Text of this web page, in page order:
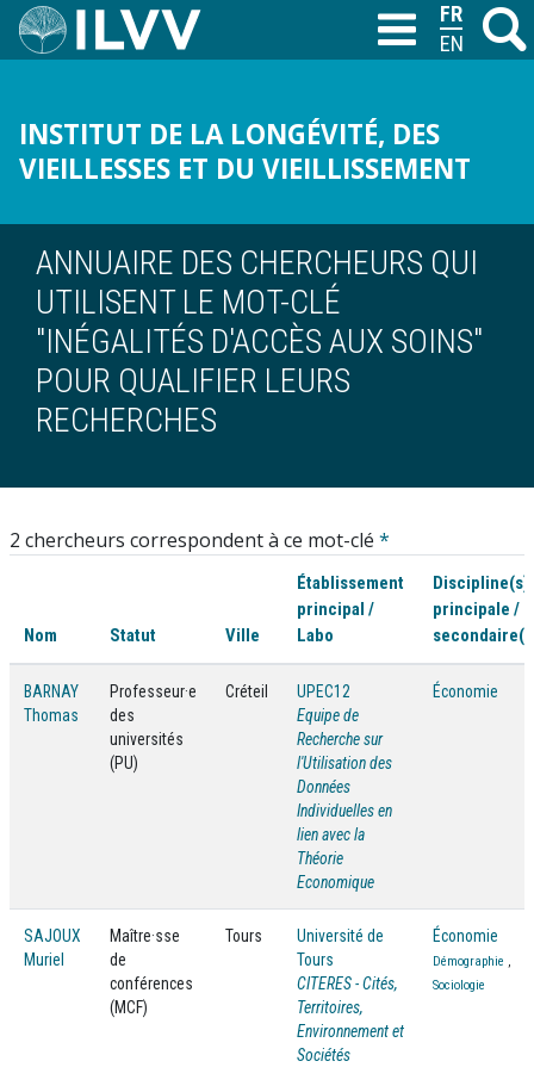
Aller
au
M
INSTITUT DE LA LONGÉVITÉ, DES
VIEILLESSES ET DU VIEILLISSEMENT
T
ANNUAIRE DES CHERCHEURS QUI
UTILISENT LE MOT-CLÉ
"INÉGALITÉS D'ACCÈS AUX SOINS"
POUR QUALIFIER LEURS
RECHERCHES
2 chercheurs correspondent à ce mot-clé *
Nom Statut Ville
Établissement
principal /
Labo
Discipline(s)
principale /
BARNAY
Thomas
Professeur·e
des
universités
(PU)
Créteil
UPEC12
Equipe de
Recherche sur
l'Utilisation des
Données
Individuelles en
lien avec la
Théorie
Economique
Économie
SAJOUX
Muriel
Maître·sse
de
conférences
(MCF)
Tours
Université de
Tours
CITERES - Cités,
Territoires,
Environnement et
Sociétés
Économie
Démographie ,
Sociologie
FRANÇAIS
ENGLISH